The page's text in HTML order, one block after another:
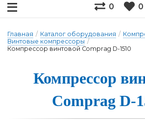
0 0
Главная / Каталог оборудования /
Винтовые компрессоры /
Компрессор винтовой Comprag D-1510
Компрессор
Comprag D-